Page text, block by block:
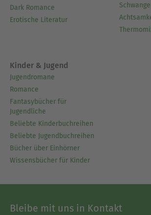
Dark Romance
Erotische Literatur
Kinder & Jugend
Jugendromane
Romance
Fantasybücher für
Jugendliche
Beliebte Kinderbuchreihen
Beliebte Jugendbuchreihen
Bücher über Einhörner
Wissensbücher für Kinder
Bleibe mit uns in Kontakt